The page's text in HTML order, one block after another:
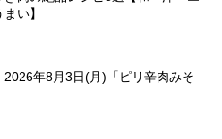
い】
2026年8月3日(月)「ピリ辛肉みそ